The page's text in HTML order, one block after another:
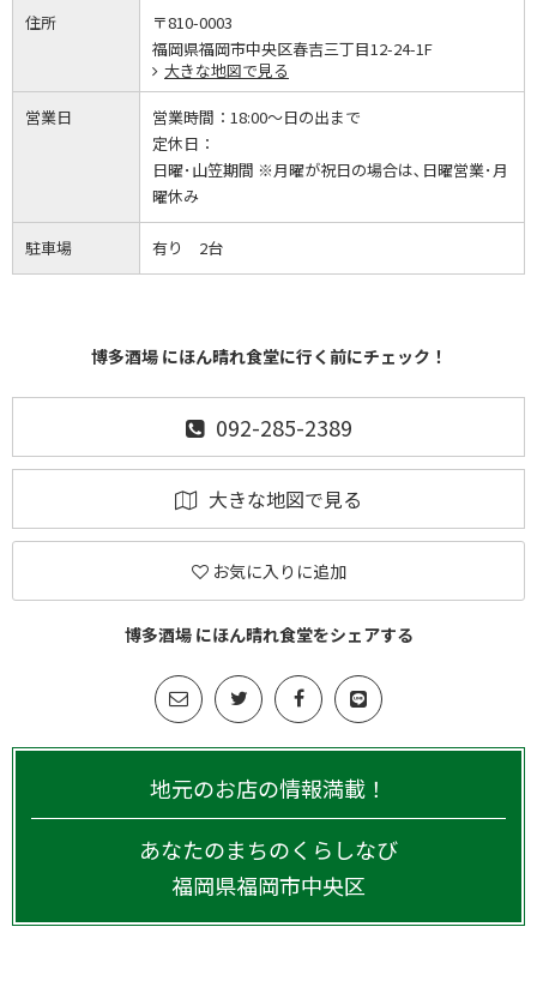
住所
〒810-0003
福岡県福岡市中央区春吉三丁目12-24-1F
大きな地図で見る
営業日 営業時間： 18:00～日の出まで
定休日：
日曜･山笠期間 ※月曜が祝日の場合は､日曜営業･月
曜休み
駐車場 有り 2台
博多酒場 にほん晴れ食堂に行く前にチェック！
092-285-2389
大きな地図で見る
お気に入りに追加
博多酒場 にほん晴れ食堂をシェアする
地元のお店の情報満載！
あなたのまちのくらしなび
福岡県福岡市中央区